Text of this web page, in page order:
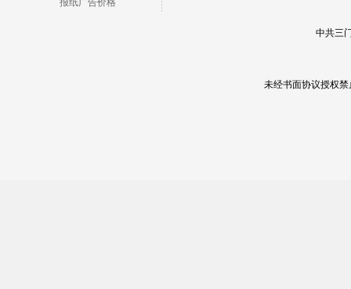
报纸广告价格
中共三
未经书面协议授权